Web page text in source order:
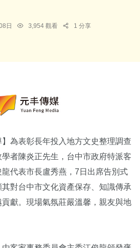
日 3,954 觀看 1 分享
】為表彰長年投入地方文史整理調查
者陳炎正先生，台中市政府特派客
代表市長盧秀燕，7日出席告別式
對台中市文化資產保存、知識傳承
獻。現場氣氛莊嚴溫馨，親友與地